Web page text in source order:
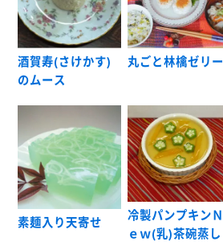
酒賀寿(さけかす)
のムース
丸ごと林檎ゼリー
素麺入り天寄せ
冷製パンプキンＮ
ｅｗ(乳)茶碗蒸し